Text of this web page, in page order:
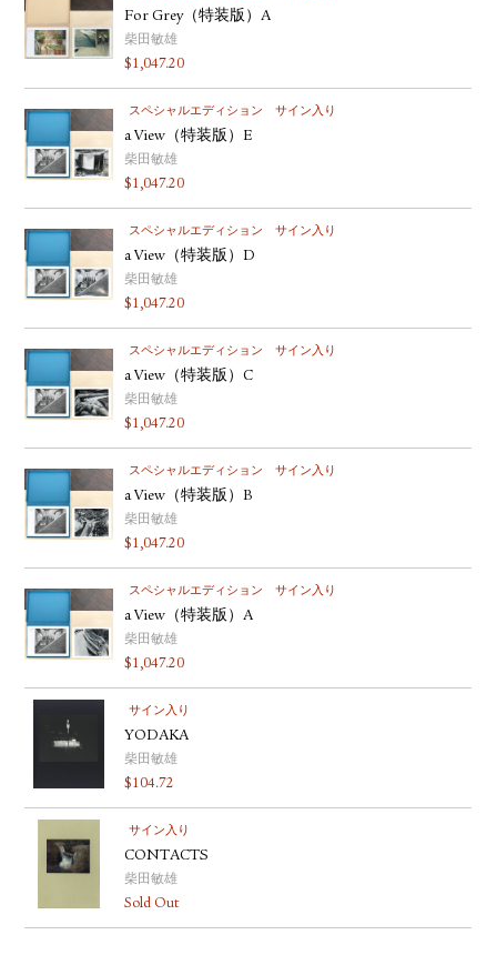
For Grey（特装版）A
柴田敏雄
$1,047.20
スペシャルエディション サイン入り
a View（特装版）E
柴田敏雄
$1,047.20
スペシャルエディション サイン入り
a View（特装版）D
柴田敏雄
$1,047.20
スペシャルエディション サイン入り
a View（特装版）C
柴田敏雄
$1,047.20
スペシャルエディション サイン入り
a View（特装版）B
柴田敏雄
$1,047.20
スペシャルエディション サイン入り
a View（特装版）A
柴田敏雄
$1,047.20
サイン入り
YODAKA
柴田敏雄
$104.72
サイン入り
CONTACTS
柴田敏雄
Sold Out